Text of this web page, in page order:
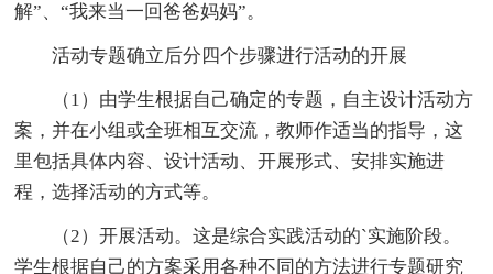
解”、“我来当一回爸爸妈妈”。
活动专题确立后分四个步骤进行活动的开展
（1）由学生根据自己确定的专题，自主设计活动方
案，并在小组或全班相互交流，教师作适当的指导，这
里包括具体内容、设计活动、开展形式、安排实施进
程，选择活动的方式等。
（2）开展活动。这是综合实践活动的`实施阶段。
学生根据自己的方案采用各种不同的方法进行专题研究